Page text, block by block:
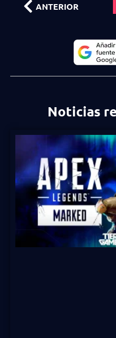
ANTERIOR
Noticias